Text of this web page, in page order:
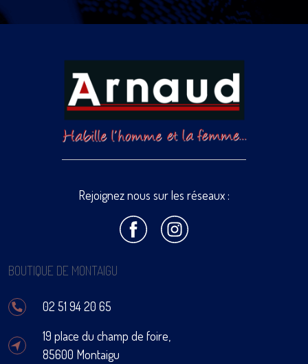
Rejoignez nous sur les réseaux :
BOUTIQUE DE MONTAIGU
02 51 94 20 65
19 place du champ de foire,
85600 Montaigu